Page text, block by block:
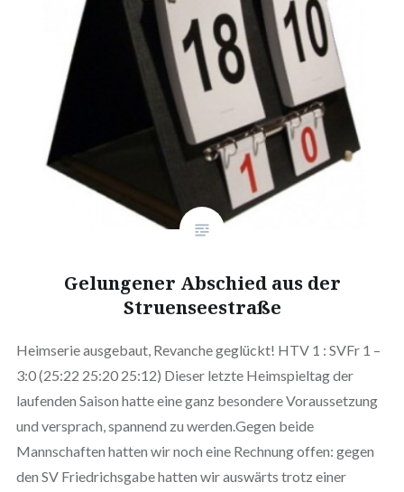
Gelungener Abschied aus der
Struenseestraße
Heimserie ausgebaut, Revanche geglückt! HTV 1 : SVFr 1 –
3:0 (25:22 25:20 25:12) Dieser letzte Heimspieltag der
laufenden Saison hatte eine ganz besondere Voraussetzung
und versprach, spannend zu werden.Gegen beide
Mannschaften hatten wir noch eine Rechnung offen: gegen
den SV Friedrichsgabe hatten wir auswärts trotz einer